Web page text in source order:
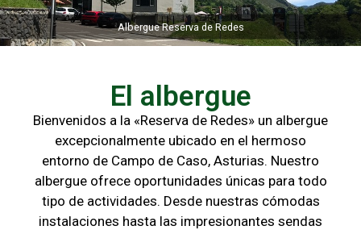
Albergue Reserva de Redes
El albergue
Bienvenidos a la «Reserva de Redes» un albergue
excepcionalmente ubicado en el hermoso
entorno de Campo de Caso, Asturias. Nuestro
albergue ofrece oportunidades únicas para todo
tipo de actividades. Desde nuestras cómodas
instalaciones hasta las impresionantes sendas